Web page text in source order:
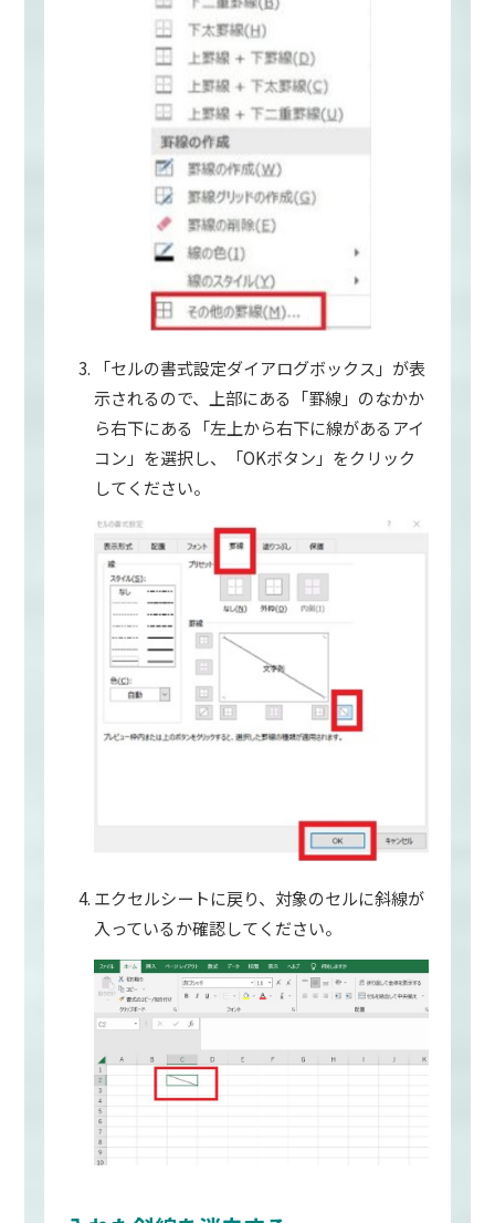
「セルの書式設定ダイアログボックス」が表
示されるので、上部にある「罫線」のなかか
ら右下にある「左上から右下に線があるアイ
コン」を選択し、「OKボタン」をクリック
してください。
エクセルシートに戻り、対象のセルに斜線が
入っているか確認してください。